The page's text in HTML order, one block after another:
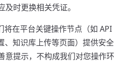
时更换相关凭证。
将在平台关键操作节点（如 API
、知识库上传等页面）提供安全
意提示，不构成我们对您操作环